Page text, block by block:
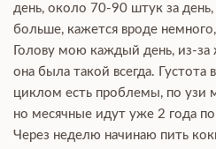
день, около 70-90 штук за
больше, кажется вроде
Голову мою каждый день, из-
она была такой всегда. Густота
циклом есть проблемы, по узи
но месячные идут уже 2 года
Через неделю начинаю пить